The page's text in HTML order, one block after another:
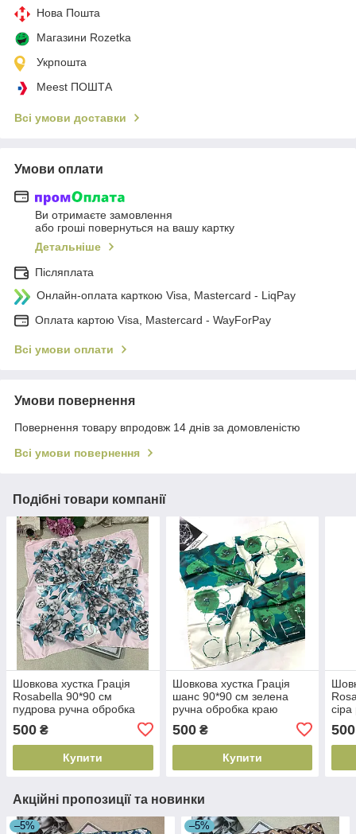
Нова Пошта
Магазини Rozetka
Укрпошта
Meest ПОШТА
Всі умови доставки
Умови оплати
Ви отримаєте замовлення
або гроші повернуться на вашу картку
Детальніше
Післяплата
Онлайн-оплата карткою Visa, Mastercard - LiqPay
Оплата картою Visa, Mastercard - WayForPay
Всі умови оплати
Умови повернення
Повернення товару впродовж 14 днів за домовленістю
Всі умови повернення
Подібні товари компанії
Шовкова хустка Грація
Rosabella 90*90 см
пудрова ручна обробка
500 ₴
Купити
Шовкова хустка Грація
шанс 90*90 см зелена
ручна обробка краю
500₴
Купити
500
Акційні пропозиції та новинки
–5% –5%